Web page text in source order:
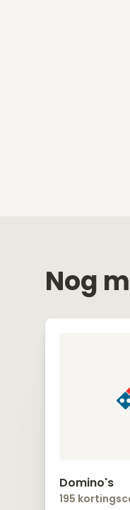
Nog
Domino's
195